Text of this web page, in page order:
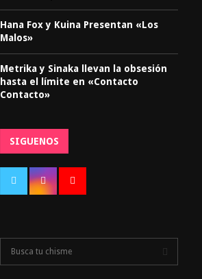
Hana Fox y Kuina Presentan «Los
Malos»
Metrika y Sinaka llevan la obsesión
hasta el límite en «Contacto
Contacto»
SIGUENOS